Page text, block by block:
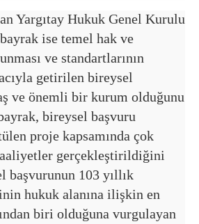
Yargıtay Hukuk Genel Kurulu
ise temel hak ve
ve standartlarının
getirilen bireysel
ve önemli bir kurum olduğunu
bireysel başvuru
proje kapsamında çok
gerçekleştirildiğini
başvurunun 103 yıllık
hukuk alanına ilişkin en
biri olduğuna vurgulayan